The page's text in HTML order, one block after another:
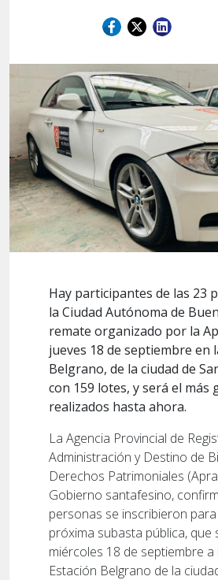
Hay participantes de las 23
la Ciudad Autónoma de
remate organizado por la
jueves 18 de septiembre en
Belgrano, de la ciudad de
con 159 lotes, y será el más
realizados hasta ahora.
La Agencia Provincial de
Administración y Destino de
Derechos Patrimoniales
Gobierno santafesino,
personas se inscribieron
próxima subasta pública, que
miércoles 18 de septiembre a
Estación Belgrano de la